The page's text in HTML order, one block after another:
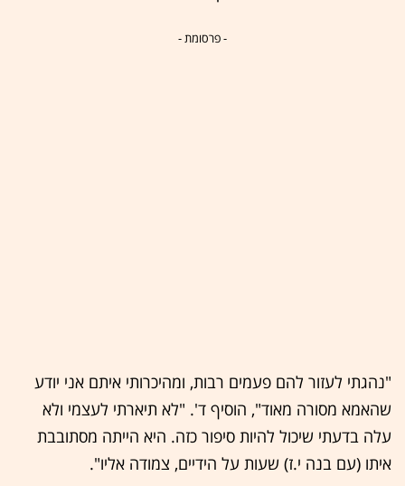
- פרסומת -
"נהגתי לעזור להם פעמים רבות, ומהיכרותי איתם אני יודע
שהאמא מסורה מאוד", הוסיף ד'. "לא תיארתי לעצמי ולא
עלה בדעתי שיכול להיות סיפור כזה. היא הייתה מסתובבת
איתו (עם בנה י.ז) שעות על הידיים, צמודה אליו".